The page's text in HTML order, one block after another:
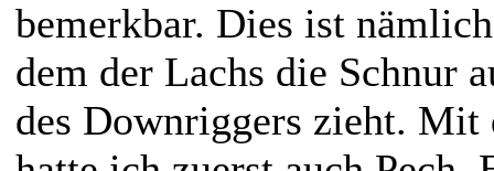
bemerkbar. Dies ist
dem der Lachs die Schnur
des Downriggers zieht. Mit